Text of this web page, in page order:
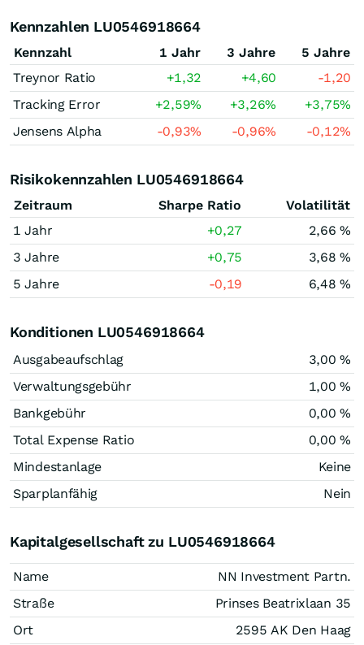
Kennzahlen LU0546918664
Kennzahl 1 Jahr 3 Jahre
5 Jahre
Treynor Ratio
+1,32 +4,60
-1,20
Tracking Error
+2,59% +3,26% +3,75%
Jensens Alpha
-0,93% -0,96% -0,12%
Risikokennzahlen LU0546918664
Zeitraum Sharpe Ratio
Volatilität
1 Jahr
+0,27
2,66 %
3 Jahre
+0,75
3,68 %
5 Jahre
-0,19 6,48 %
Konditionen LU0546918664
Ausgabeaufschlag
3,00 %
Verwaltungsgebühr
1,00 %
Bankgebühr
0,00 %
Total Expense Ratio
0,00 %
Mindestanlage
Keine
Sparplanfähig
Nein
Kapitalgesellschaft zu LU0546918664
Name
NN Investment Partn.
Straße
Prinses Beatrixlaan 35
Ort
2595 AK Den Haag